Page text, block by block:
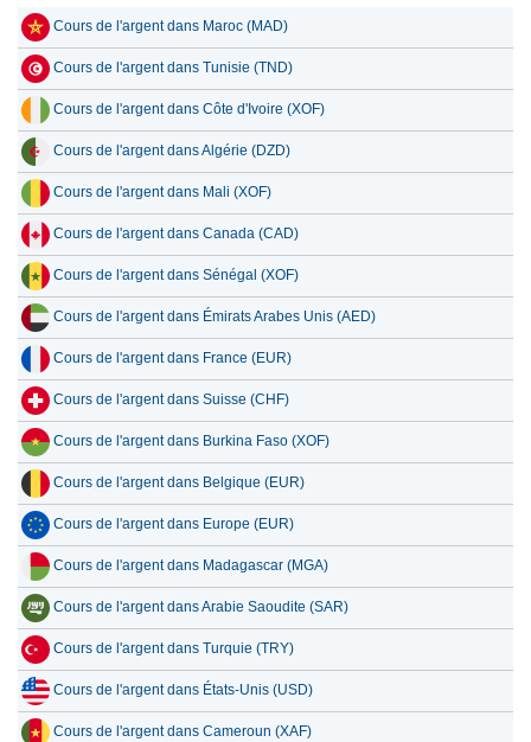
15 juillet 2026 170.63
14 juillet 2026 174.27
13 juillet 2026 169.71
12 juillet 2026 176.66
11 juillet 2026 176.66
10 juillet 2026 175.29
9 juillet 2026 177.86
8 juillet 2026 171.86
Cours de l'argent dans Maroc (MAD)
Cours de l'argent dans Tunisie (TND)
Cours de l'argent dans Côte d'Ivoire (XOF)
Cours de l'argent dans Algérie (DZD)
Cours de l'argent dans Mali (XOF)
Cours de l'argent dans Canada (CAD)
Cours de l'argent dans Sénégal (XOF)
Cours de l'argent dans Émirats Arabes Unis (AED)
Cours de l'argent dans France (EUR)
Cours de l'argent dans Suisse (CHF)
Cours de l'argent dans Burkina Faso (XOF)
Cours de l'argent dans Belgique (EUR)
Cours de l'argent dans Europe (EUR)
Cours de l'argent dans Madagascar (MGA)
Cours de l'argent dans Arabie Saoudite (SAR)
Cours de l'argent dans Turquie (TRY)
Cours de l'argent dans États-Unis (USD)
Cours de l'argent dans Cameroun (XAF)